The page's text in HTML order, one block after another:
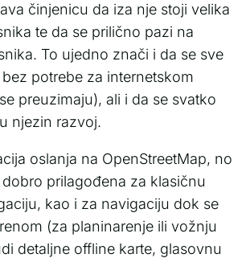
činjenicu da iza nje stoji velika
te da se prilično pazi na
To ujedno znači i da se sve
potrebe za internetskom
preuzimaju), ali i da se svatko
njezin razvoj.
oslanja na OpenStreetMap, no
prilagođena za klasičnu
kao i za navigaciju dok se
(za planinarenje ili vožnju
detaljne offline karte, glasovnu